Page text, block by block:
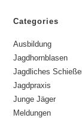
Categories
Ausbildung
Jagdhornblasen
Jagdliches
Jagdpraxis
Junge Jäger
Meldungen